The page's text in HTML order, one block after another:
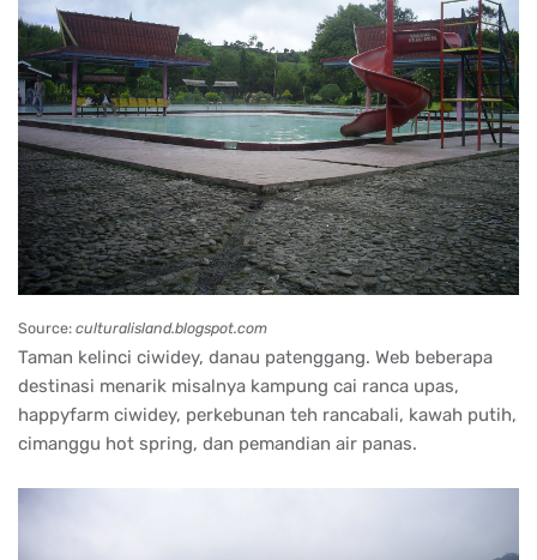
Source: culturalisland.blogspot.com
Taman kelinci ciwidey, danau patenggang. Web beberapa
destinasi menarik misalnya kampung cai ranca upas,
happyfarm ciwidey, perkebunan teh rancabali, kawah putih,
cimanggu hot spring, dan pemandian air panas.